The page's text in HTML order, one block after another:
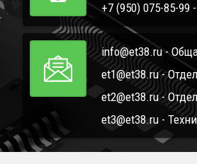
+7 (950) 075-85-99
info@et38.ru -
et1@et38.ru -
et2@et38.ru -
et3@et38.ru -